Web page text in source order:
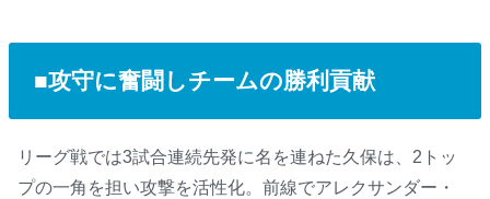
■攻守に奮闘しチームの勝利貢献
リーグ戦では3試合連続先発に名を連ねた久保は、2トッ
プの一角を担い攻撃を活性化。前線でアレクサンダー・